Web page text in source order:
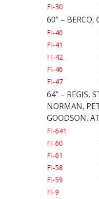
FI-30
60” – BERCO,
FI-40
FI-41
FI-42
FI-46
FI-47
64” – REGIS,
NORMAN,
GOODSON,
FI-641
FI-60
FI-61
FI-58
FI-59
FI-9